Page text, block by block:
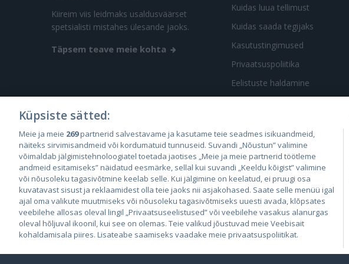
Jevgeni
KÜSI PAKKUMIST
Kiireim viis leidmaks usaldusväärset
spetsialisti mistahes ülesande jaoks.
Täpsem teave meie kohta
Kuidas luua tellimust
Kuidas saada tegijaks
Kasutustingimused
Privaatsuspoliitika
Eelistuste haldamine
City24.lv
City24.ee
GetaPro.lv
GetaPro.ee
Küpsiste sätted:
Meie ja meie 269partnerid salvestavame ja kasutame teie seadmes isikuandmeid,
näiteks sirvimisandmeid või kordumatuid tunnuseid. Suvandi „Nõustun” valimine
võimaldab jälgimistehnoloogiatel toetada jaotises „Meie ja meie partnerid töötleme
andmeid esitamiseks” näidatud eesmärke, sellal kui suvandi „Keeldu kõigist” valimine
või nõusoleku tagasivõtmine keelab selle. Kui jälgimine on keelatud, ei pruugi osa
kuvatavast sisust ja reklaamidest olla teie jaoks nii asjakohased. Saate selle menüü igal
ajal oma valikute muutmiseks või nõusoleku tagasivõtmiseks uuesti avada, klõpsates
veebilehe allosas oleval lingil „Privaatsuseelistused” või veebilehe vasakus alanurgas
oleval hõljuval ikoonil, kui see on olemas. Teie valikud jõustuvad meie Veebisait
kohaldamisala piires. Lisateabe saamiseks vaadake meie privaatsuspoliitikat.